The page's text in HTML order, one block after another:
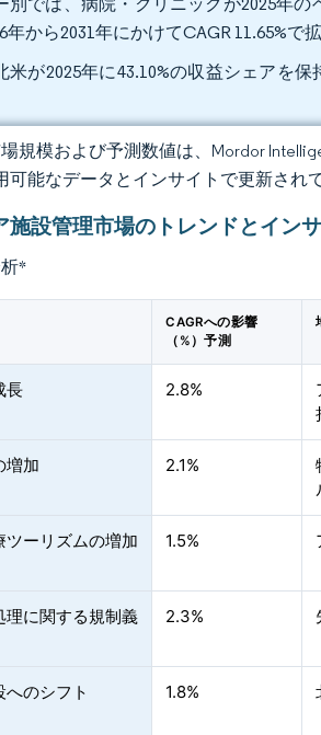
年から2031年にかけてCAGR 11.65%で
米が2025年に43.10%の収益シェアを
規模および予測数値は、Mordor
可能なデータとインサイトで更新され
施設管理市場のトレンドとイン
*
CAGRへの影響
（%）予測
長 2.8%
増加 2.1%
ツーリズムの増加 1.5%
理に関する規制義
2.3%
のシフト 1.8%